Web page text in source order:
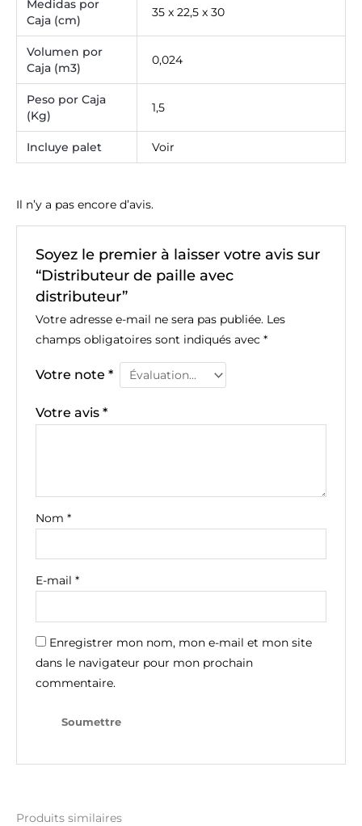
Medidas por
Caja (cm)
35 x 22,5 x 30
Volumen por
Caja (m3)
0,024
Peso por Caja
(Kg)
1,5
Incluye palet Voir
Il n’y a pas encore d’avis.
Soyez le premier à laisser votre avis sur
“Distributeur de paille avec
distributeur”
Votre adresse e-mail ne sera pas publiée. Les
champs obligatoires sont indiqués avec *
Votre note *
Votre avis *
Nom *
E-mail *
Enregistrer mon nom, mon e-mail et mon site
dans le navigateur pour mon prochain
commentaire.
Produits similaires